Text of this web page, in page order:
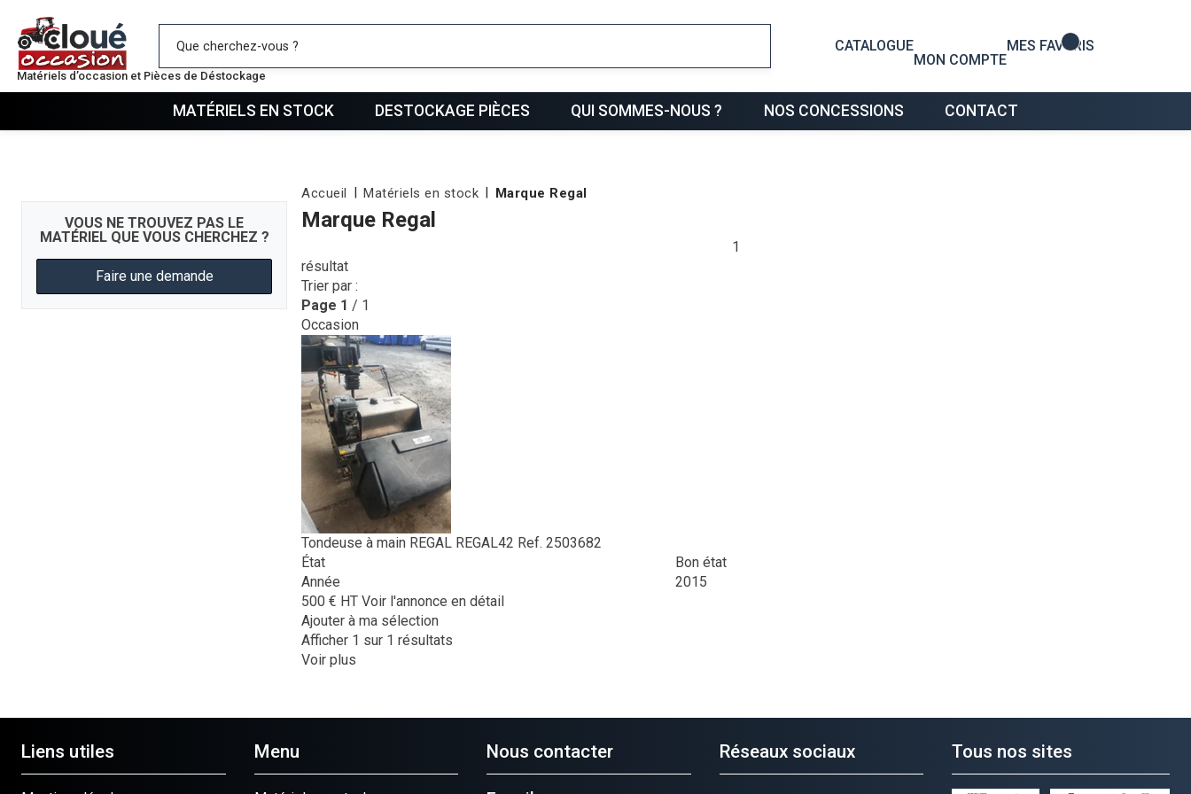
Matériels d’occasion et Pièces de Déstockage
CATALOGUE
MON COMPTE
MES FAVORIS
Mes favoris
MATÉRIELS EN STOCK DESTOCKAGE PIÈCES QUI SOMMES-NOUS ? NOS CONCESSIONS CONTACT
VOUS NE TROUVEZ PAS LE
MATÉRIEL QUE VOUS CHERCHEZ ?
Faire une demande
Accueil Matériels en stock Marque Regal
Marque Regal
1
résultat
Trier par :
Page 1 / 1
Occasion
Tondeuse à main REGAL REGAL42 Ref. 2503682
État
Bon état
Année
2015
500 € HT Voir l'annonce en détail
Ajouter à ma sélection
Afficher 1 sur 1 résultats
Voir plus
Liens utiles Menu Nous contacter Réseaux sociaux Tous nos sites